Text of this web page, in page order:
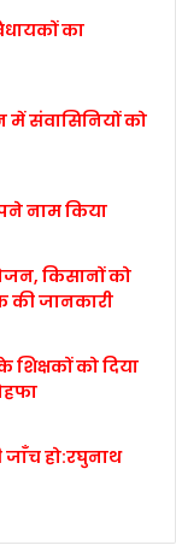
का
में संवासिनियों को
नाम किया
किसानों को
की जानकारी
को दिया
जाँच हो:रघुनाथ